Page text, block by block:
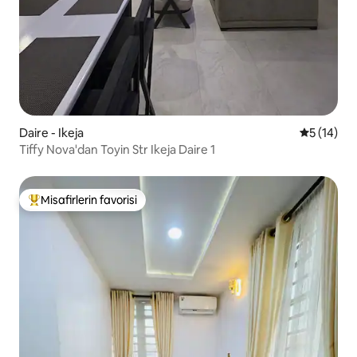
Daire - Ikeja 55 (14)
Tiffy Nova'dan Toyin Str Ikeja Daire 1
Misafirlerin favorilerinden en beğenilenler arasında
Misafirlerin favorisi